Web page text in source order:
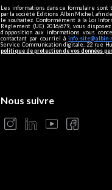
Les informations dans ce formulaire
par la société Editions Albin Michel, afin
le souhaitez. Conformément à la Loi
Règlement (UE) 2016/679, vous
d’opposition aux informations vous
contactant par courriel àinfo-site@albin-
Service Communication digitale, 22 rue
politique de protection de vos données
Nous suivre